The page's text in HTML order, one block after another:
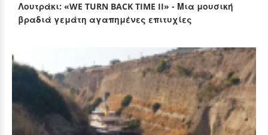
Λουτράκι: «WE TURN BACK TIME II» - Μια μουσική
βραδιά γεμάτη αγαπημένες επιτυχίες